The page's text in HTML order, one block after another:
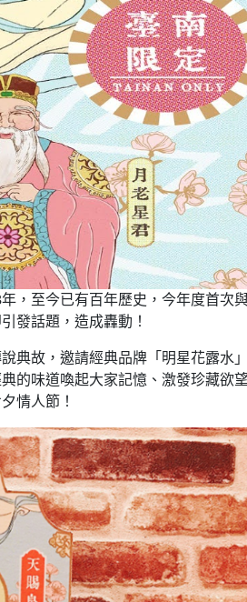
，至今已有百年歷史，今年度首次
發話題，造成轟動！
典故，邀請經典品牌「明星花露水
的味道喚起大家記憶、激發珍藏欲
情人節！